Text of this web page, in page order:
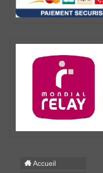
Accueil